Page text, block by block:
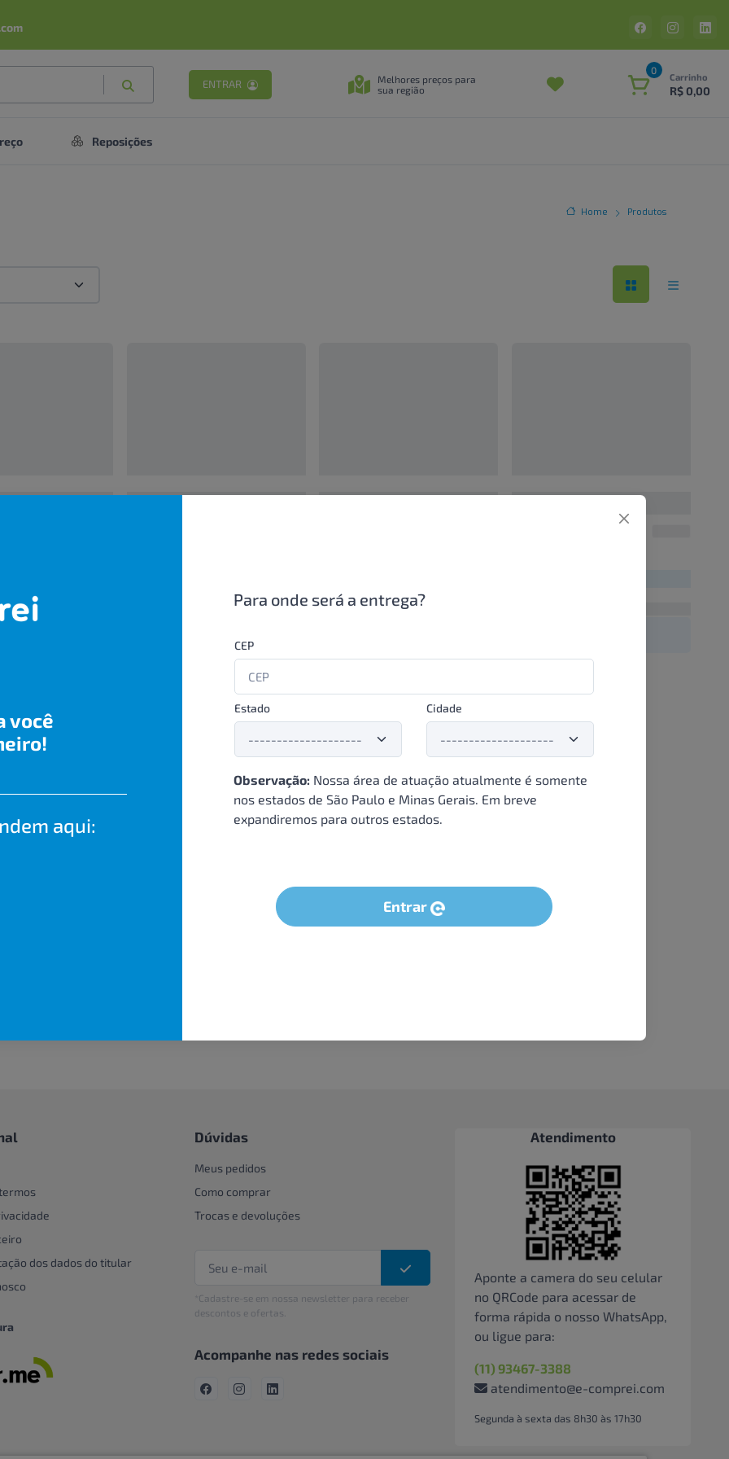
ENTRAR
Melhores preços para
sua região
0
Carrinho
R$ 0,00
Reposições
Home Produtos
você
aqui:
Para onde será a entrega?
CEP
Estado Cidade
Observação: Nossa área de atuação atualmente é somente
nos estados de São Paulo e Minas Gerais. Em breve
expandiremos para outros estados.
Entrar
dos dados do titular
Dúvidas
Meus pedidos
Como comprar
Trocas e devoluções
*Cadastre-se em nossa newsletter para receber
descontos e ofertas.
Acompanhe nas redes sociais
Atendimento
Aponte a camera do seu celular
no QRCode para acessar de
forma rápida o nosso WhatsApp,
ou ligue para:
(11) 93467-3388
atendimento@e-comprei.com
Segunda à sexta das 8h30 às 17h30